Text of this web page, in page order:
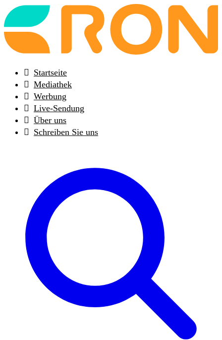
Back
to
frontpage
Startseite
Mediathek
Werbung
Live-Sendung
Über uns
Schreiben Sie uns